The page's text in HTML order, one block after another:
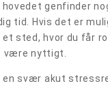
genfinder
tid. Hvis det er
sted, hvor du får
være nyttigt.
en svær akut